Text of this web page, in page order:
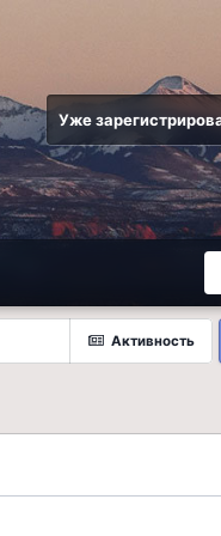
Уже
Активность